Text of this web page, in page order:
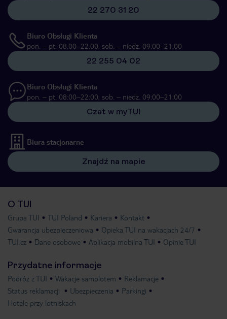
22 270 31 20
Biuro Obsługi Klienta
pon. – pt. 08:00–22:00, sob. – niedz. 09:00–21:00
22 255 04 02
Biuro Obsługi Klienta
pon. – pt. 08:00–22:00, sob. – niedz. 09:00–21:00
Czat w myTUI
Biura stacjonarne
Znajdź na mapie
O TUI
Grupa TUI TUI Poland Kariera
Kontakt
Gwarancja ubezpieczeniowa
Opieka TUI na wakacjach 24/7
TUI.cz
Dane osobowe Aplikacja mobilna TUI Opinie TUI
Przydatne informacje
Podróż z TUI Wakacje samolotem
Reklamacje
Status reklamacji
Ubezpieczenia
Parkingi
Hotele przy lotniskach